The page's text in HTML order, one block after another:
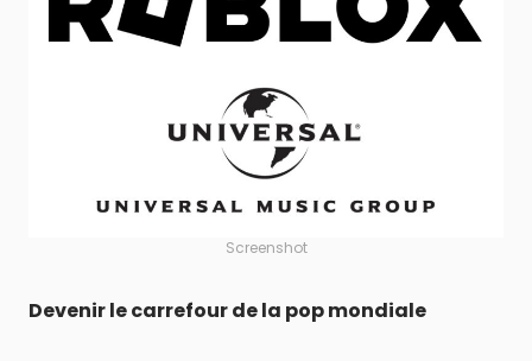
Screenshot
Devenir le carrefour de la pop mondiale